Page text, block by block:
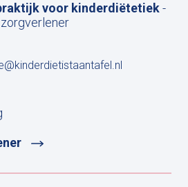
voor kinderdiëtetiek-